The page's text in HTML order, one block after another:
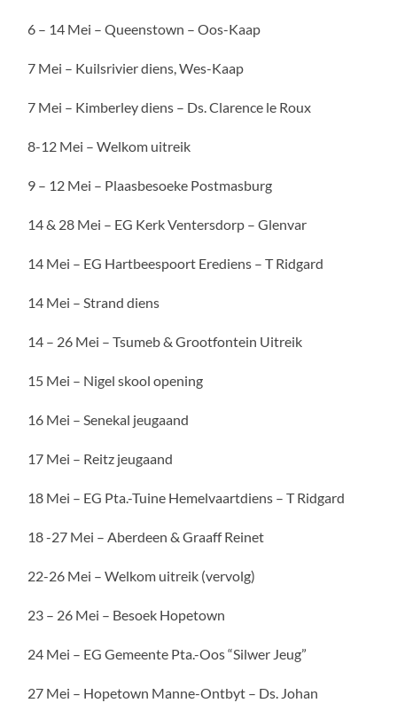
6 – 14 Mei – Queenstown – Oos-Kaap
7 Mei – Kuilsrivier diens, Wes-Kaap
7 Mei – Kimberley diens – Ds. Clarence le Roux
8-12 Mei – Welkom uitreik
9 – 12 Mei – Plaasbesoeke Postmasburg
14 & 28 Mei – EG Kerk Ventersdorp – Glenvar
14 Mei – EG Hartbeespoort Erediens – T Ridgard
14 Mei – Strand diens
14 – 26 Mei – Tsumeb & Grootfontein Uitreik
15 Mei – Nigel skool opening
16 Mei – Senekal jeugaand
17 Mei – Reitz jeugaand
18 Mei – EG Pta.-Tuine Hemelvaartdiens – T Ridgard
18 -27 Mei – Aberdeen & Graaff Reinet
22-26 Mei – Welkom uitreik (vervolg)
23 – 26 Mei – Besoek Hopetown
24 Mei – EG Gemeente Pta.-Oos “Silwer Jeug”
27 Mei – Hopetown Manne-Ontbyt – Ds. Johan